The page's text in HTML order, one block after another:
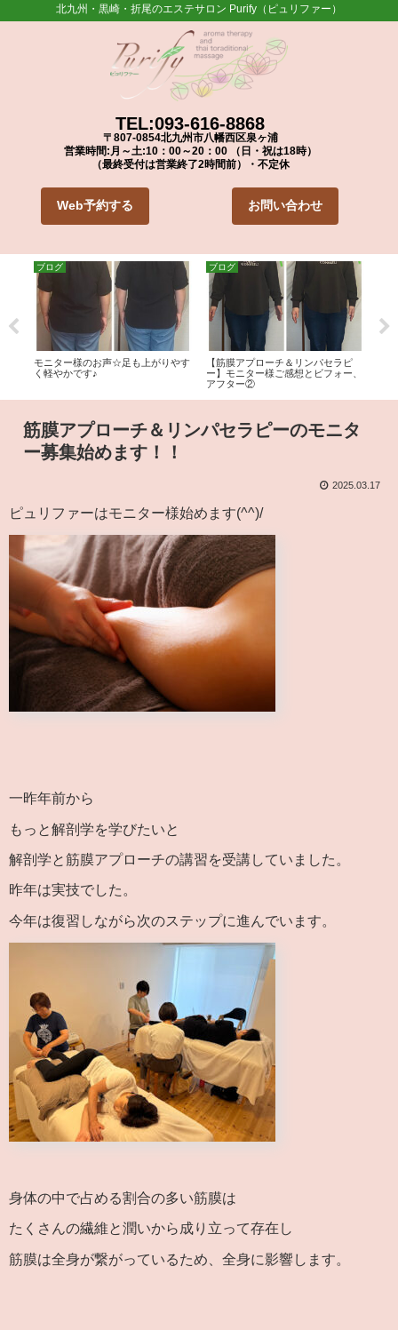
北九州・黒崎・折尾のエステサロン Purify（ピュリファー）
TEL:093-616-8868
〒807-0854北九州市八幡西区泉ヶ浦
営業時間:月～土:10：00～20：00 （日・祝は18時）
（最終受付は営業終了2時間前）・不定休
Web予約する お問い合わせ
ブログ
モニター様のお声☆足も上がりやす
く軽やかです♪
ブログ
【筋膜アプローチ＆リンパセラピ
ー】モニター様ご感想とビフォー、
アフター②
筋膜アプローチ＆リンパセラピーのモニタ
ー募集始めます！！
2025.03.17
ピュリファーはモニター様始めます(^^)/
一昨年前から
もっと解剖学を学びたいと
解剖学と筋膜アプローチの講習を受講していました。
昨年は実技でした。
今年は復習しながら次のステップに進んでいます。
身体の中で占める割合の多い筋膜は
たくさんの繊維と潤いから成り立って存在し
筋膜は全身が繋がっているため、全身に影響します。